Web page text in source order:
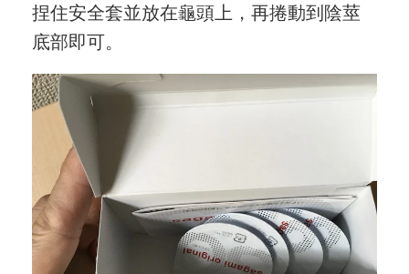
捏住安全套並放在龜頭上，再捲動到陰莖
底部即可。